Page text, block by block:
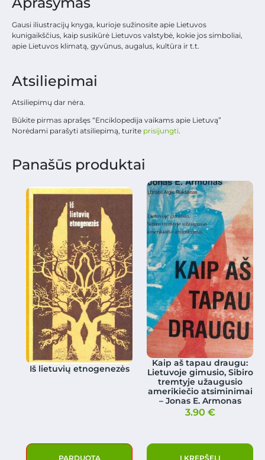
Gausi iliustracijų knyga, kurioje sužinosite apie Lietuvos
kunigaikščius, kaip susikūrė Lietuvos valstybė, kokie jos simboliai,
apie Lietuvos klimatą, gyvūnus, augalus, kultūra ir t.t.
Atsiliepimai
Atsiliepimų dar nėra.
Būkite pirmas aprašęs “Enciklopedija vaikams apie Lietuvą”
Norėdami parašyti atsiliepimą, turite prisijungti.
Panašūs produktai
Iš lietuvių etnogenezės
PARDUOTA
Kaip aš tapau draugu:
Lietuvoje gimusio, Sibiro
tremtyje užaugusio
amerikiečio atsiminimai
– Jonas E. Armonas
3.90 €
Į KREPŠELĮ